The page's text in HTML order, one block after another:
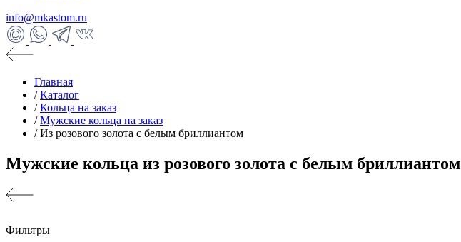
info@mkastom.ru
Главная
/ Каталог
/ Кольца на заказ
/ Мужские кольца на заказ
/ Из розового золота с белым бриллиантом
Мужские кольца из розового золота с белым бриллиантом
Фильтры